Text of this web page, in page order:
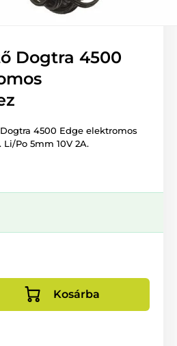
Dogtra 4500
4500 Edge elektromos
Po 5mm 10V 2A.
Kosárba